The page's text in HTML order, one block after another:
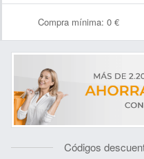
Compra mínima: 0 €
Códigos